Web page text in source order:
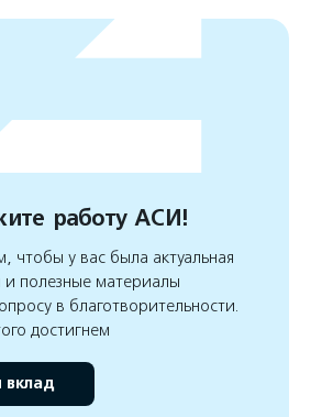
работу АСИ!
чтобы у вас была актуальная
полезные материалы
в благотворительности.
достигнем
вклад